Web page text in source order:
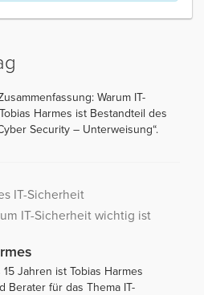
Warum IT-
Harmes ist Bestandteil des
Security – Unterweisung“.
IT-Sicherheit
IT-Sicherheit wichtig ist
Jahren ist Tobias Harmes
Berater für das Thema IT-